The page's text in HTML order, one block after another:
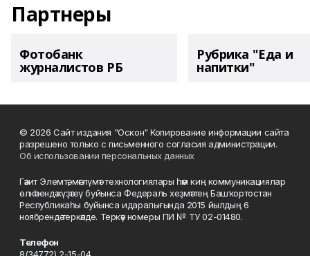
Партнеры
Фотобанк
журналистов РБ
Рубрика "Еда и
напитки"
© 2026 Сайт издания "Оскон" Копирование информации сайта
разрешено только с письменного согласия администрации.
Об использовании персональных данных
Гәзит Элемтә, мәғлүмәт технологиялары һәм киң коммуникациялар
өлкәһендә күҙәтеү буйынса Федераль хеҙмәттең Башҡортостан
Республикаһы буйынса идаралығында 2015 йылдың 6
ноябрендә теркәлде. Теркәү номеры ПИ № ТУ 02-01480.
Телефон